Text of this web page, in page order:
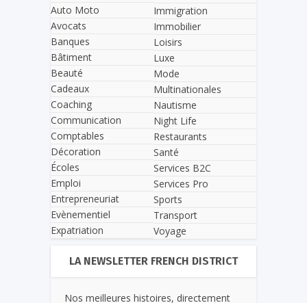
Auto Moto
Avocats
Banques
Bâtiment
Beauté
Cadeaux
Coaching
Communication
Comptables
Décoration
Écoles
Emploi
Entrepreneuriat
Evènementiel
Expatriation
Immigration
Immobilier
Loisirs
Luxe
Mode
Multinationales
Nautisme
Night Life
Restaurants
Santé
Services B2C
Services Pro
Sports
Transport
Voyage
LA NEWSLETTER FRENCH DISTRICT
Nos meilleures histoires, directement